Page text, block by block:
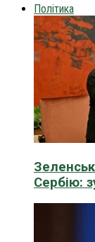
Політика
Сербію: